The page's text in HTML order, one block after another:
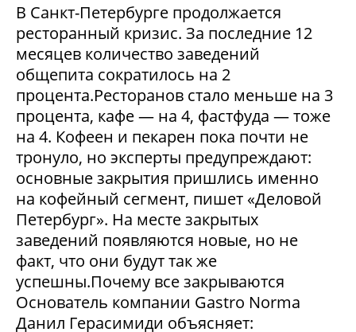
В Санкт-Петербурге продолжается
ресторанный кризис. За последние 12
месяцев количество заведений
общепита сократилось на 2
процента.Ресторанов стало меньше на 3
процента, кафе — на 4, фастфуда — тоже
на 4. Кофеен и пекарен пока почти не
тронуло, но эксперты предупреждают:
основные закрытия пришлись именно
на кофейный сегмент, пишет «Деловой
Петербург». На месте закрытых
заведений появляются новые, но не
факт, что они будут так же
успешны.Почему все закрываются
Основатель компании Gastro Norma
Данил Герасимиди объясняет: